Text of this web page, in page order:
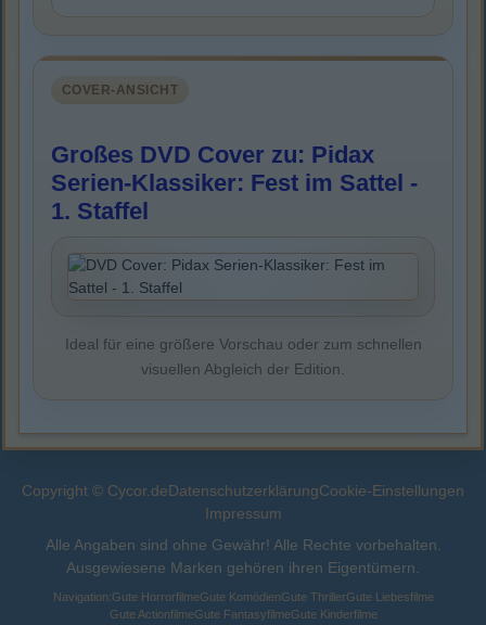
COVER-ANSICHT
Großes DVD Cover zu: Pidax
Serien-Klassiker: Fest im Sattel -
1. Staffel
Ideal für eine größere Vorschau oder zum schnellen
visuellen Abgleich der Edition.
Copyright © Cycor.deDatenschutzerklärungCookie-Einstellungen
Impressum
Alle Angaben sind ohne Gewähr! Alle Rechte vorbehalten.
Ausgewiesene Marken gehören ihren Eigentümern.
Navigation:Gute HorrorfilmeGute KomödienGute ThrillerGute Liebesfilme
Gute ActionfilmeGute FantasyfilmeGute Kinderfilme